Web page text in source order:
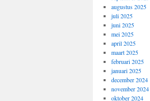
augustus 2025
juli 2025
juni 2025
mei 2025
april 2025
maart 2025
februari 2025
januari 2025
december 2024
november 2024
oktober 2024